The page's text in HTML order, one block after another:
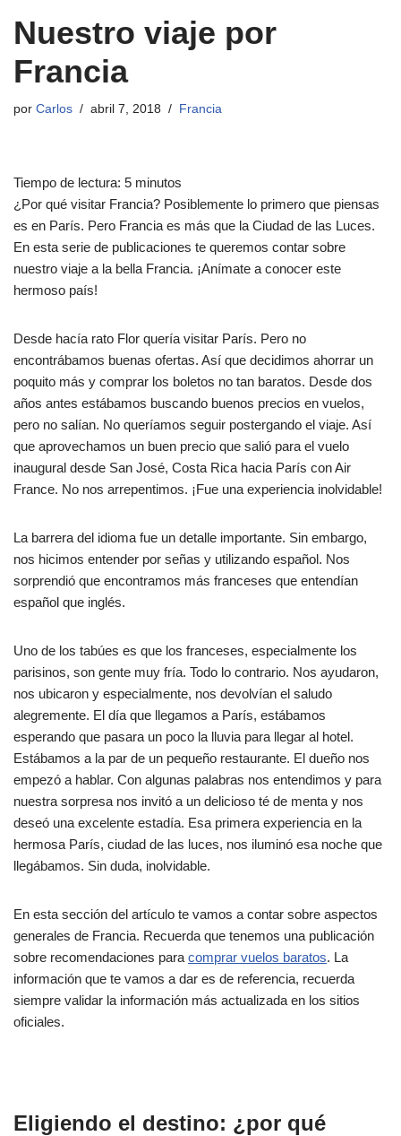
Nuestro viaje por
Francia
por Carlos abril 7, 2018 Francia
Tiempo de lectura: 5 minutos
¿Por qué visitar Francia? Posiblemente lo primero que piensas
es en París. Pero Francia es más que la Ciudad de las Luces.
En esta serie de publicaciones te queremos contar sobre
nuestro viaje a la bella Francia. ¡Anímate a conocer este
hermoso país!
Desde hacía rato Flor quería visitar París. Pero no
encontrábamos buenas ofertas. Así que decidimos ahorrar un
poquito más y comprar los boletos no tan baratos. Desde dos
años antes estábamos buscando buenos precios en vuelos,
pero no salían. No queríamos seguir postergando el viaje. Así
que aprovechamos un buen precio que salió para el vuelo
inaugural desde San José, Costa Rica hacia París con Air
France. No nos arrepentimos. ¡Fue una experiencia inolvidable!
La barrera del idioma fue un detalle importante. Sin embargo,
nos hicimos entender por señas y utilizando español. Nos
sorprendió que encontramos más franceses que entendían
español que inglés.
Uno de los tabúes es que los franceses, especialmente los
parisinos, son gente muy fría. Todo lo contrario. Nos ayudaron,
nos ubicaron y especialmente, nos devolvían el saludo
alegremente. El día que llegamos a París, estábamos
esperando que pasara un poco la lluvia para llegar al hotel.
Estábamos a la par de un pequeño restaurante. El dueño nos
empezó a hablar. Con algunas palabras nos entendimos y para
nuestra sorpresa nos invitó a un delicioso té de menta y nos
deseó una excelente estadía. Esa primera experiencia en la
hermosa París, ciudad de las luces, nos iluminó esa noche que
llegábamos. Sin duda, inolvidable.
En esta sección del artículo te vamos a contar sobre aspectos
generales de Francia. Recuerda que tenemos una publicación
sobre recomendaciones para comprar vuelos baratos. La
información que te vamos a dar es de referencia, recuerda
siempre validar la información más actualizada en los sitios
oficiales.
Eligiendo el destino: ¿por qué